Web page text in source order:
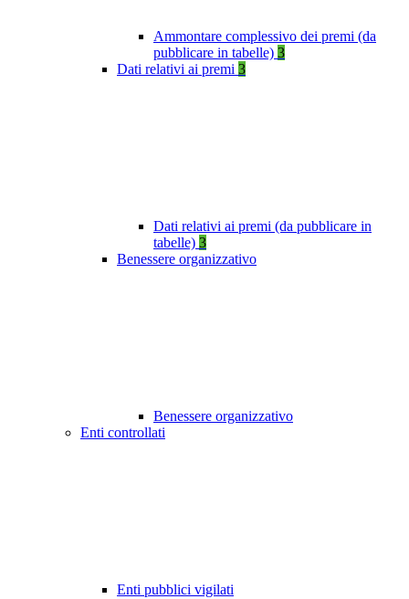
Ammontare complessivo dei premi (da
pubblicare in tabelle) 3
Dati relativi ai premi 3
Dati relativi ai premi (da pubblicare in
tabelle) 3
Benessere organizzativo
Benessere organizzativo
Enti controllati
Enti pubblici vigilati